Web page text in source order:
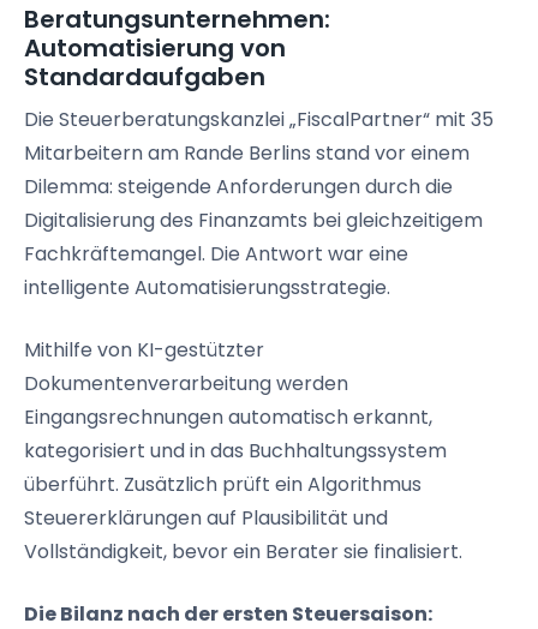
Beratungsunternehmen:
Automatisierung von
Standardaufgaben
Die Steuerberatungskanzlei „FiscalPartner“ mit 35
Mitarbeitern am Rande Berlins stand vor einem
Dilemma: steigende Anforderungen durch die
Digitalisierung des Finanzamts bei gleichzeitigem
Fachkräftemangel. Die Antwort war eine
intelligente Automatisierungsstrategie.
Mithilfe von KI-gestützter
Dokumentenverarbeitung werden
Eingangsrechnungen automatisch erkannt,
kategorisiert und in das Buchhaltungssystem
überführt. Zusätzlich prüft ein Algorithmus
Steuererklärungen auf Plausibilität und
Vollständigkeit, bevor ein Berater sie finalisiert.
Die Bilanz nach der ersten Steuersaison: